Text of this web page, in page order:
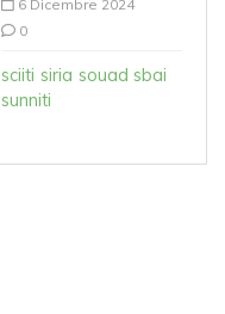
6 Dicembre 2024
0
sciiti siria souad sbai
sunniti